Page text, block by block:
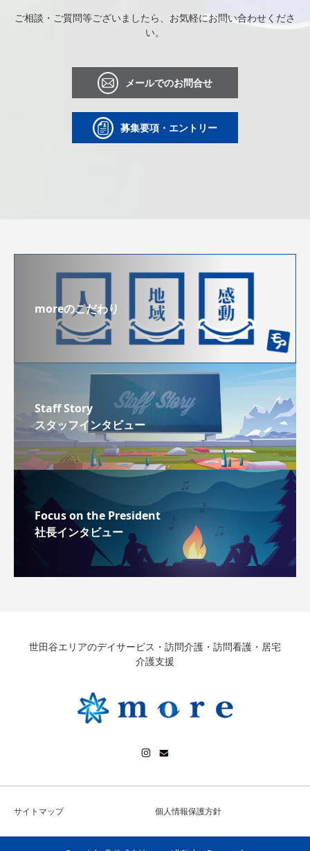
ご相談・ご質問等ございましたら、お気軽にお問い合わせくださ
い。
メールでのお問合せ
募集要項・エントリー
moreのこだわり
Staff Story
スタッフインタビュー
Focus on the President
社長インタビュー
世田谷エリアのデイサービス・訪問介護・訪問看護・居宅
介護支援
サイトマップ 個人情報保護方針